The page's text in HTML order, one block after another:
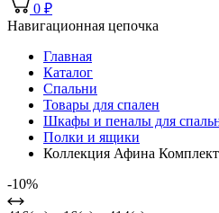
0 ₽
Навигационная цепочка
Главная
Каталог
Спальни
Товары для спален
Шкафы и пеналы для
Полки и ящики
Коллекция Афина
-10%